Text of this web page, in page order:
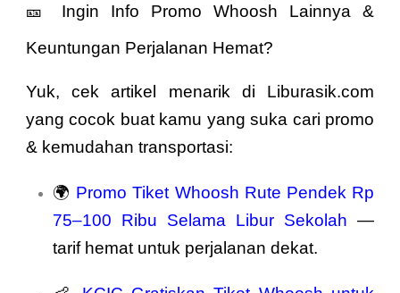
🎫 Ingin Info Promo Whoosh Lainnya &
Keuntungan Perjalanan Hemat?
Yuk, cek artikel menarik di Liburasik.com
yang cocok buat kamu yang suka cari promo
& kemudahan transportasi:
🌍 Promo Tiket Whoosh Rute Pendek Rp
75–100 Ribu Selama Libur Sekolah —
tarif hemat untuk perjalanan dekat.